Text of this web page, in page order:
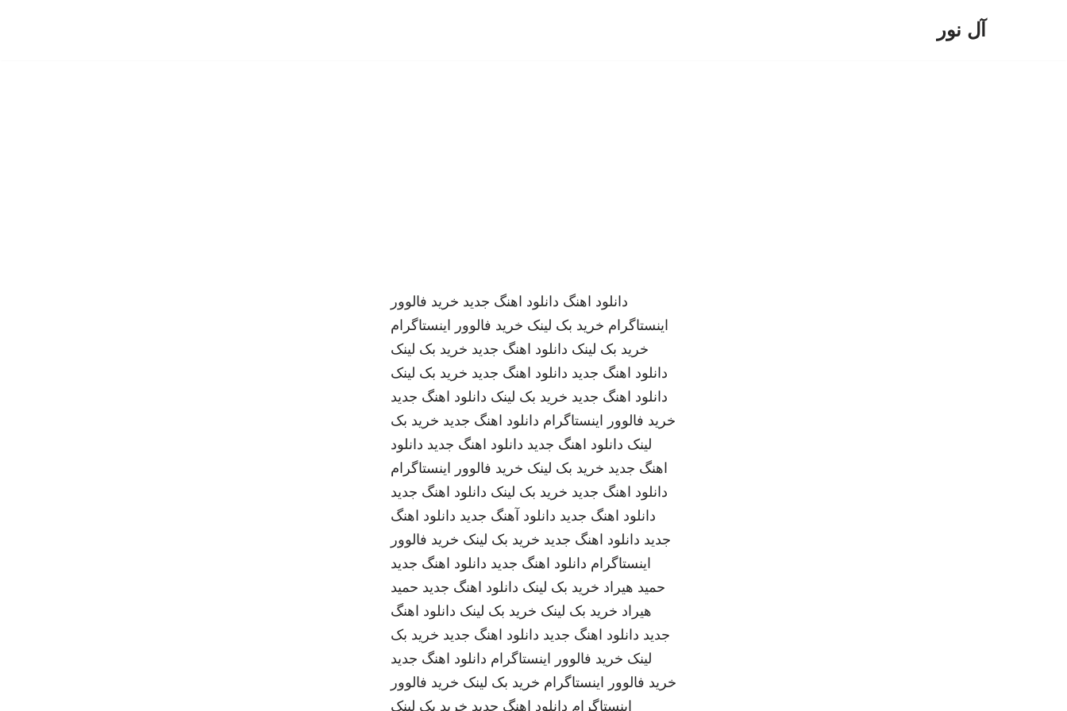
آل نور
دانلود اهنگ دانلود اهنگ جدید خرید فالوور
اینستاگرام خرید بک لینک خرید فالوور اینستاگرام
خرید بک لینک دانلود اهنگ جدید خرید بک لینک
دانلود اهنگ جدید دانلود اهنگ جدید خرید بک لینک
دانلود اهنگ جدید خرید بک لینک دانلود اهنگ جدید
خرید فالوور اینستاگرام دانلود اهنگ جدید خرید بک
لینک دانلود اهنگ جدید دانلود اهنگ جدید دانلود
اهنگ جدید خرید بک لینک خرید فالوور اینستاگرام
دانلود اهنگ جدید خرید بک لینک دانلود اهنگ جدید
دانلود اهنگ جدید دانلود آهنگ جدید دانلود اهنگ
جدید دانلود اهنگ جدید خرید بک لینک خرید فالوور
اینستاگرام دانلود اهنگ جدید دانلود اهنگ جدید
حمید هیراد خرید بک لینک دانلود اهنگ جدید حمید
هیراد خرید بک لینک خرید بک لینک دانلود اهنگ
جدید دانلود اهنگ جدید دانلود اهنگ جدید خرید بک
لینک خرید فالوور اینستاگرام دانلود اهنگ جدید
خرید فالوور اینستاگرام خرید بک لینک خرید فالوور
اینستاگرام دانلود اهنگ جدید خرید بک لینک